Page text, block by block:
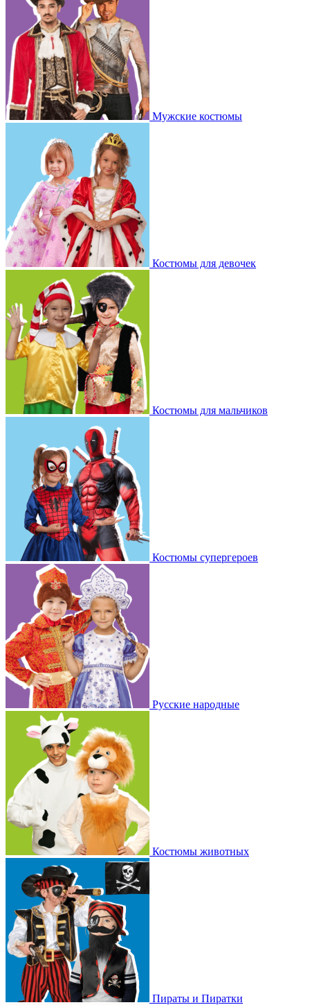
Мужские костюмы
Костюмы для девочек
Костюмы для мальчиков
Костюмы супергероев
Русские народные
Костюмы животных
Пираты и Пиратки